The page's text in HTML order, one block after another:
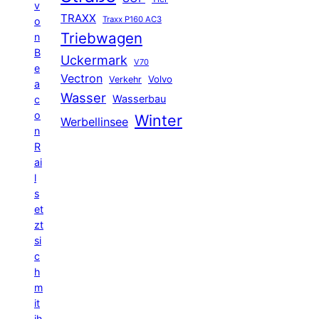
v
o
n
B
e
a
c
o
n
R
ai
l
s
et
zt
si
c
h
m
it
TRAXX Traxx P160 AC3
Triebwagen
Uckermark V70
Vectron Verkehr Volvo
Wasser Wasserbau
Werbellinsee Winter